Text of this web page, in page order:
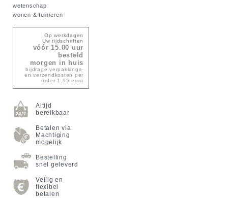
wetenschap
wonen & tuinieren
Op werkdagen
Uw tijdschriften
vóór 15.00 uur
besteld
morgen in huis
bijdrage verpakkings-
en verzendkosten per
order 1,95 euro
Altijd
bereikbaar
Betalen via
Machtiging
mogelijk
Bestelling
snel geleverd
Veilig en
flexibel
betalen